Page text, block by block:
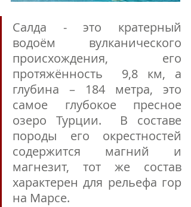
Салда - это кратерный
водоём вулканического
происхождения, его
протяжённость  9,8 км, а
глубина – 184 метра, это
самое глубокое пресное
озеро Турции.  В составе
породы его окрестностей
содержится магний и
магнезит, тот же состав
характерен для рельефа гор
на Марсе.